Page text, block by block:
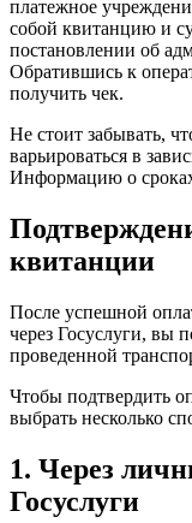
платежное
собой квитанцию и
постановлении об
Обратившись к
получить чек.
Не стоит забывать,
варьироваться в
Информацию о
квитанции
После успешной
через Госуслуги, вы
проведенной
Чтобы подтвердить
выбрать несколько
1. Через
Госуслуги